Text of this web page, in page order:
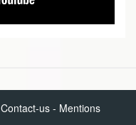
Contact-us- Mentions